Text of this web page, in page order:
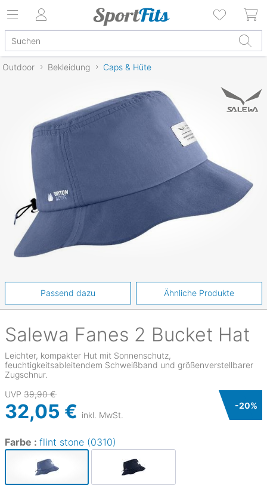
Outdoor Bekleidung Caps & Hüte
Salewa Fanes 2 Bucket Hat
Leichter, kompakter Hut mit Sonnenschutz,
feuchtigkeitsableitendem Schweißband und größenverstellbarer
Zugschnur.
UVP 39,90 €
32,05 € inkl. MwSt.
-20%
Farbe : flint stone (0310)
Passend dazu Ähnliche Produkte